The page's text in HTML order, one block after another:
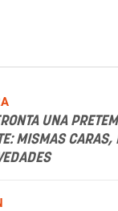
UNA
MISMAS CARAS,